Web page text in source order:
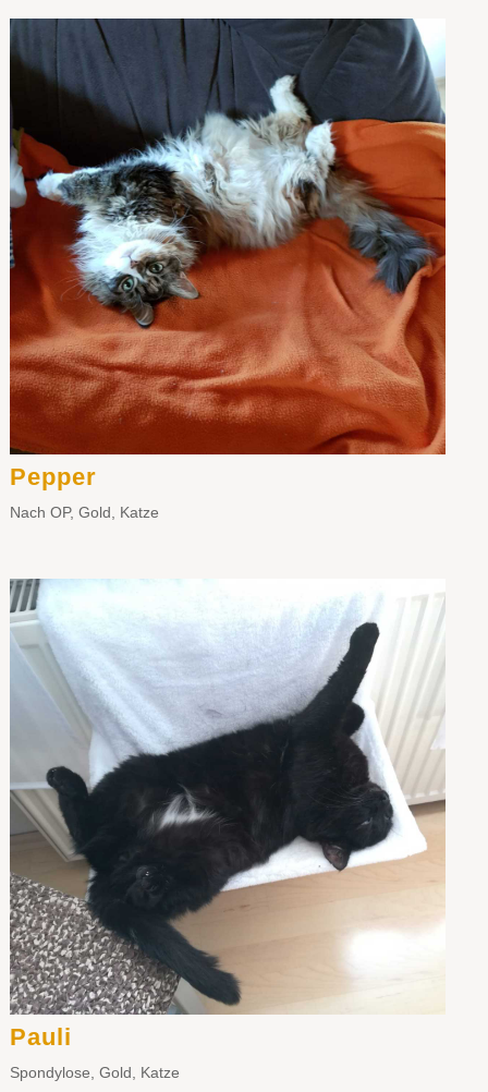
Pepper
Nach OP, Gold Katze
Pauli
Spondylose, Gold, Katze